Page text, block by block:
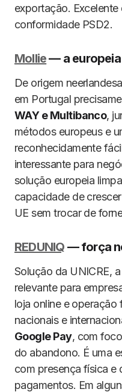
exportação.
conformidade PSD2.
Mollie— a europeia
De origem
em Portugal
WAY e Multibanco,
métodos europeus e
reconhecidamente
interessante para
solução europeia
capacidade de
UE sem trocar de
REDUNIQ — força
Solução da UNICRE,
relevante para
loja online e
nacionais e
Google Pay, com
do abandono. É uma
com presença física e
pagamentos. Em